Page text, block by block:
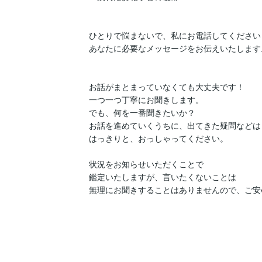
ひとりで悩まないで、私にお電話してください
あなたに必要なメッセージをお伝えいたします
お話がまとまっていなくても大丈夫です！
一つ一つ丁寧にお聞きします。
でも、何を一番聞きたいか？
お話を進めていくうちに、出てきた疑問などは
はっきりと、おっしゃってください。
状況をお知らせいただくことで
鑑定いたしますが、言いたくないことは
無理にお聞きすることはありませんので、ご安